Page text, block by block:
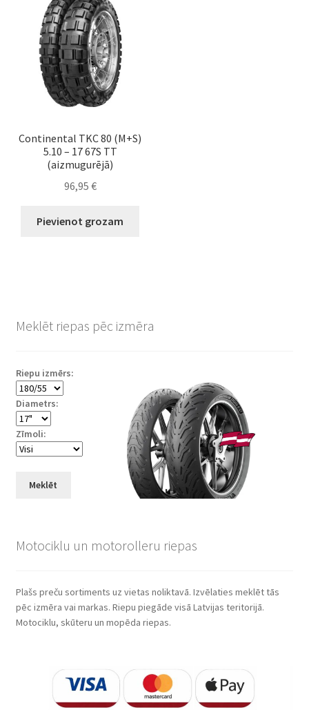
Continental TKC 80 (M+S)
5.10 – 17 67S TT
(aizmugurējā)
96,95 €
Pievienot grozam
Meklēt riepas pēc izmēra
Riepu izmērs:
Diametrs:
Zīmoli:
Meklēt
Motociklu un motorolleru riepas
Plašs preču sortiments uz vietas noliktavā. Izvēlaties meklēt tās
pēc izmēra vai markas. Riepu piegāde visā Latvijas teritorijā.
Motociklu, skūteru un mopēda riepas.